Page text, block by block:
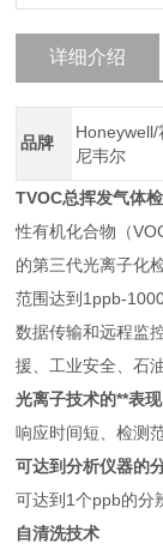
详细介绍
品牌
Honeywell/
尼韦尔
TVOC总挥发气体
性有机化合物（
的第三代光离子化
范围达到1ppb-
数据传输和远程监
援、工业安全、石
光离子技术的**表现
响应时间短、检测
可达到分析仪器的
可达到1个ppb的分
自清洗技术